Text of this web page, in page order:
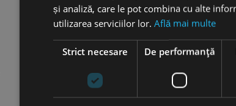
MAST
și analiză, care le pot combina cu alte
utilizarea serviciilor lor. Află mai multe
Strict necesare De performanță